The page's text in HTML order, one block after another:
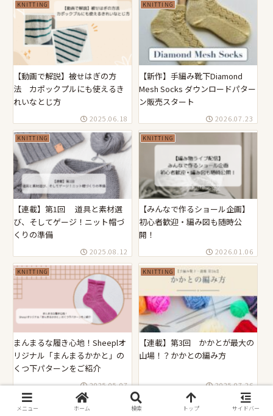
KNITTING
【動画で解説】被せはぎの方
法 カポックプルにも使えるき
れいなとじ方
2025.06.18
KNITTING
【新作】手編み靴下Diamond
Mesh Socks ダウンロードパター
ン販売スタート
2026.07.23
KNITTING
【連載】第1回 道具と素材選
び、そしてゲージ！ニット帽づ
くりの準備
2025.08.12
KNITTING
【みんなで作るショール企画】
初心者歓迎・編み図も随時公
開！
2026.01.06
KNITTING
まんまるな履き心地！Sheeplオ
リジナル「まんまるかかと」の
くつ下パターンをご紹介
2025.05.07
KNITTING
【連載】第3回 かかとが最大の
山場！？かかとの編み方
2025.07.26
KNITTING FREE PATTERN
メニュー ホーム 検索 トップ サイドバー